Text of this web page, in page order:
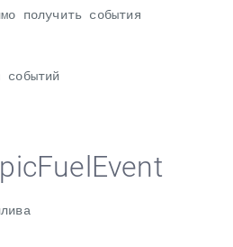
получить события